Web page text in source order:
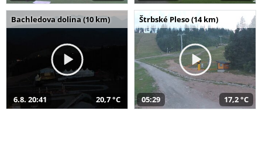
Bachledova dolina (10 km)
6.8. 20:41 20,7 °C
Štrbské Pleso (14 km)
05:29 17,2 °C